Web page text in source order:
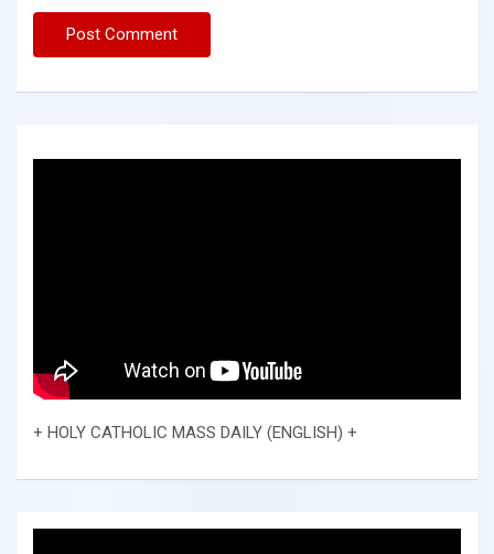
+ HOLY CATHOLIC MASS DAILY (ENGLISH) +